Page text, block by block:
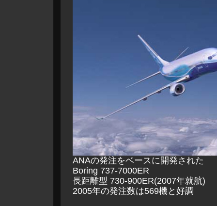
ANAの発注をベースに開発された
Boring 737-7000ER
長距離型 730-900ER(2007年就航)
2005年の発注数は569機と好調